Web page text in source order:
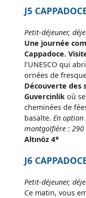
J5
Petit-déjeuner,
Une journée
Cappadoce.
l’UNESCO qui
ornées de
Découverte des
Guvercinlik où
cheminées de
basalte. En option
montgolfière : 290
Altınöz 4*
J6
Petit-déjeuner,
Ce matin, vous